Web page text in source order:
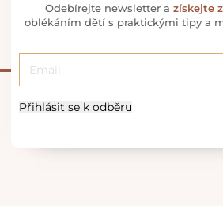
Odebírejte newsletter a získejte
oblékáním dětí s praktickými tipy a
Přihlásit se k odběru